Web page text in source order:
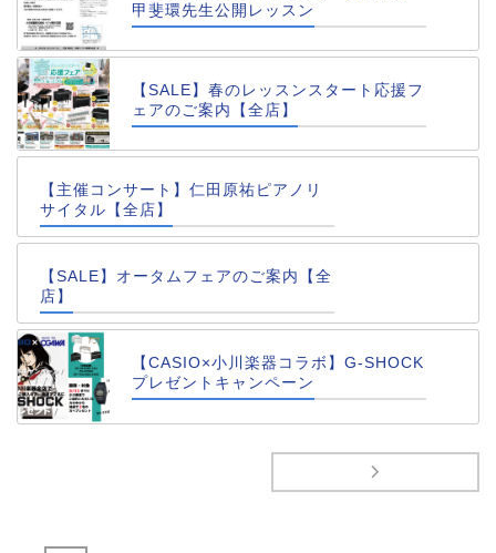
甲斐環先生公開レッスン
【SALE】春のレッスンスタート応援フ
ェアのご案内【全店】
【主催コンサート】仁田原祐ピアノリ
サイタル【全店】
【SALE】オータムフェアのご案内【全
店】
【CASIO×小川楽器コラボ】G-SHOCK
プレゼントキャンペーン